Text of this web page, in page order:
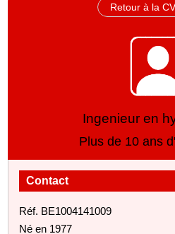
Retour à la
Ingenieur en
Plus de 10 ans
Contact
Réf. BE1004141009
Né en 1977